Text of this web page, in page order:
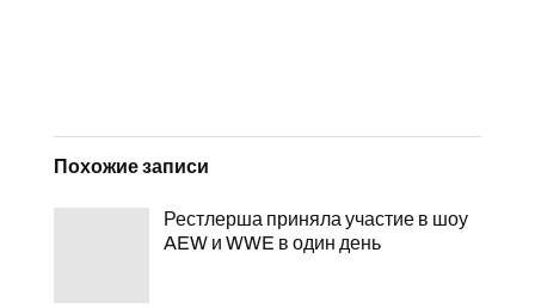
Похожие записи
Рестлерша приняла участие в шоу
AEW и WWE в один день